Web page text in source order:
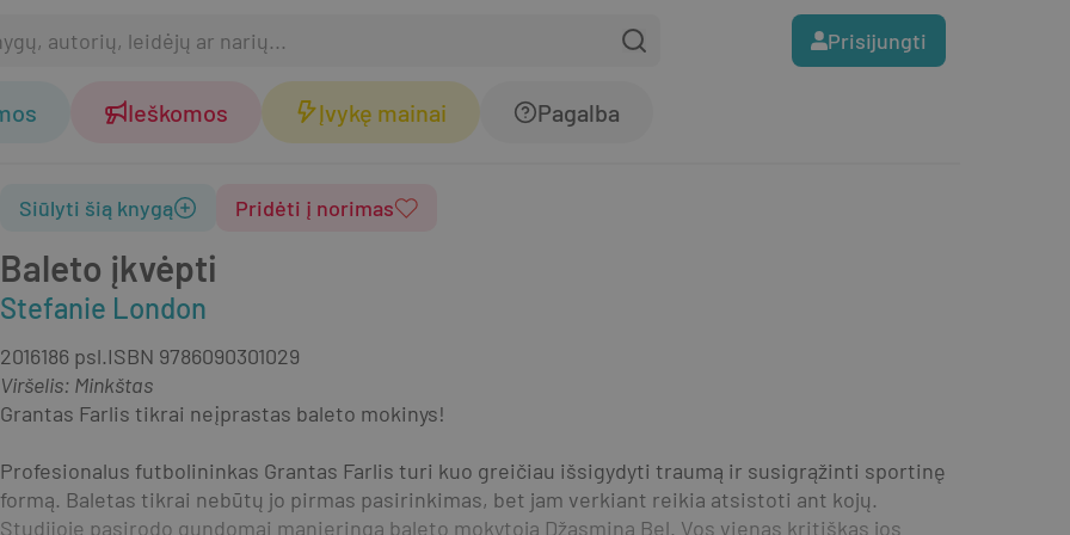
Prisijungti
Ieškomos Įvykę mainai Pagalba
Baleto įkvėpti
Stefanie London
Siūlyti šią knygą Pridėti į norimas
2016186 psl.ISBN 9786090301029
Viršelis: Minkštas
Grantas Farlis tikrai neįprastas baleto mokinys!
Profesionalus futbolininkas Grantas Farlis turi kuo greičiau išsigydyti traumą ir susigrąžinti sportinę
formą. Baletas tikrai nebūtų jo pirmas pasirinkimas, bet jam verkiant reikia atsistoti ant kojų.
Studijoje pasirodo gundomai manieringa baleto mokytoja Džasmina Bel. Vos vienas kritiškas jos